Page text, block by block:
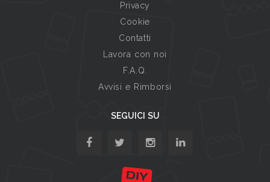
Privacy
Cookie
Contatti
Lavora con noi
F.A.Q.
Avvisi e Rimborsi
SEGUICI SU